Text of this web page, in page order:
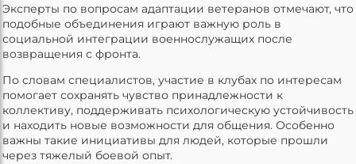
Эксперты по вопросам адаптации ветеранов отмечают, что
подобные объединения играют важную роль в
социальной интеграции военнослужащих после
возвращения с фронта.
По словам специалистов, участие в клубах по интересам
помогает сохранять чувство принадлежности к
коллективу, поддерживать психологическую устойчивость
и находить новые возможности для общения. Особенно
важны такие инициативы для людей, которые прошли
через тяжелый боевой опыт.